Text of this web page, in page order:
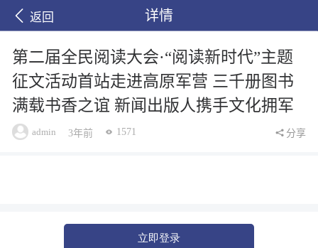
返回 详情
第二届全民阅读大会·“阅读新时代”主题
征文活动首站走进高原军营 三千册图书
满载书香之谊 新闻出版人携手文化拥军
admin 3年前 1571 分享
立即登录